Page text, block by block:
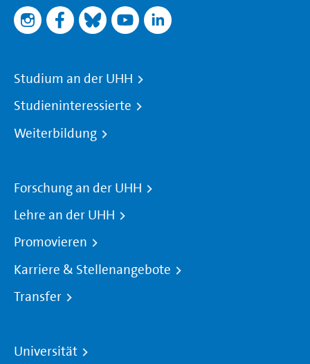
Studium an der UHH
Studieninteressierte
Weiterbildung
Forschung an der UHH
Lehre an der UHH
Promovieren
Karriere & Stellenangebote
Transfer
Universität